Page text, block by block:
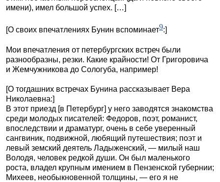
имени), имел большой успех. […]
[О своих впечатлениях Бунин вспоминает9:]
Мои впечатления от петербургских встреч были
разнообразны, резки. Какие крайности! От Григоровича
и Жемчужникова до Сологуба, например!
[О тогдашних встречах Бунина рассказывает Вера
Николаевна:]
В этот приезд [в Петербург] у него заводятся знакомства
среди молодых писателей: Федоров, поэт, романист,
впоследствии и драматург, очень в себе уверенный
сангвиник, подвижной, любящий путешествия; поэт и
левый земский деятель Ладыженский, — милый наш
Володя, человек редкой души. Он был маленького
роста, владел крупным имением в Пензенской губернии;
Михеев, необыкновенной толщины, — его я не